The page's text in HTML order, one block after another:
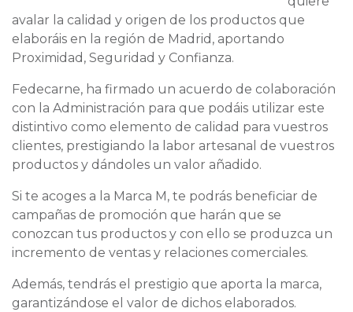
avalar la calidad y origen de los productos que
elaboráis en la región de Madrid, aportando
Proximidad, Seguridad y Confianza.
Fedecarne, ha firmado un acuerdo de colaboración
con la Administración para que podáis utilizar este
distintivo como elemento de calidad para vuestros
clientes, prestigiando la labor artesanal de vuestros
productos y dándoles un valor añadido.
Si te acoges a la Marca M, te podrás beneficiar de
campañas de promoción que harán que se
conozcan tus productos y con ello se produzca un
incremento de ventas y relaciones comerciales.
Además, tendrás el prestigio que aporta la marca,
garantizándose el valor de dichos elaborados.